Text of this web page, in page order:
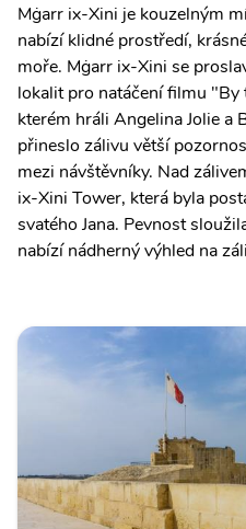
Mġarr ix-Xini je kouzelným
nabízí klidné prostředí,
moře. Mġarr ix-Xini se
lokalit pro natáčení filmu
kterém hráli Angelina Jolie a
přineslo zálivu větší
mezi návštěvníky. Nad
ix-Xini Tower, která byla
svatého Jana. Pevnost
nabízí nádherný výhled na